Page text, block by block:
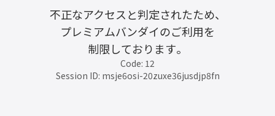
不正なアクセスと判定されたため、
プレミアムバンダイのご利用を
制限しております。
Code: 12
Session ID: msje6osi-20zuxe36jusdjp8fn